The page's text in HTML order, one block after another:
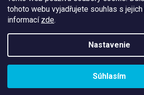
tohoto webu vyjadřujete souhlas s
informací zde.
Nastavenie
Súhlasím
Tip